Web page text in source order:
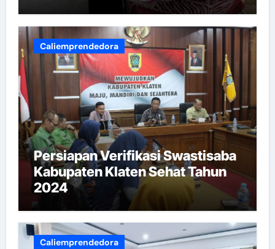
Caliemprendedora
Persiapan Verifikasi Swastisaba
Kabupaten Klaten Sehat Tahun
2024
Caliemprendedora